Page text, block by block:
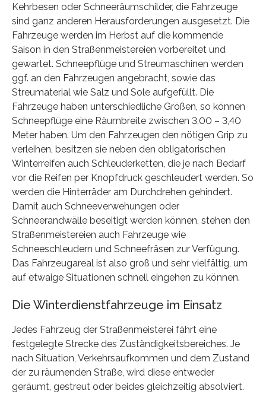
Kehrbesen oder Schneeräumschilder, die Fahrzeuge
sind ganz anderen Herausforderungen ausgesetzt. Die
Fahrzeuge werden im Herbst auf die kommende
Saison in den Straßenmeistereien vorbereitet und
gewartet. Schneepflüge und Streumaschinen werden
ggf. an den Fahrzeugen angebracht, sowie das
Streumaterial wie Salz und Sole aufgefüllt. Die
Fahrzeuge haben unterschiedliche Größen, so können
Schneepflüge eine Räumbreite zwischen 3,00 – 3,40
Meter haben. Um den Fahrzeugen den nötigen Grip zu
verleihen, besitzen sie neben den obligatorischen
Winterreifen auch Schleuderketten, die je nach Bedarf
vor die Reifen per Knopfdruck geschleudert werden. So
werden die Hinterräder am Durchdrehen gehindert.
Damit auch Schneeverwehungen oder
Schneerandwälle beseitigt werden können, stehen den
Straßenmeistereien auch Fahrzeuge wie
Schneeschleudern und Schneefräsen zur Verfügung.
Das Fahrzeugareal ist also groß und sehr vielfältig, um
auf etwaige Situationen schnell eingehen zu können.
Die Winterdienstfahrzeuge im Einsatz
Jedes Fahrzeug der Straßenmeisterei fährt eine
festgelegte Strecke des Zuständigkeitsbereiches. Je
nach Situation, Verkehrsaufkommen und dem Zustand
der zu räumenden Straße, wird diese entweder
geräumt, gestreut oder beides gleichzeitig absolviert.